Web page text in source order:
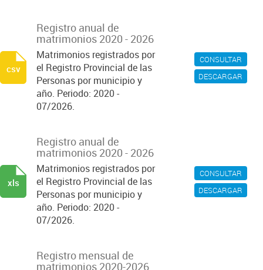
CONSULTAR
DESCARGAR
Registro anual de
matrimonios 2020 - 2026
Matrimonios registrados por
el Registro Provincial de las
Personas por municipio y
año. Periodo: 2020 -
07/2026.
csv
CONSULTAR
DESCARGAR
Registro anual de
matrimonios 2020 - 2026
Matrimonios registrados por
el Registro Provincial de las
Personas por municipio y
año. Periodo: 2020 -
07/2026.
xls
Registro mensual de
matrimonios 2020-2026